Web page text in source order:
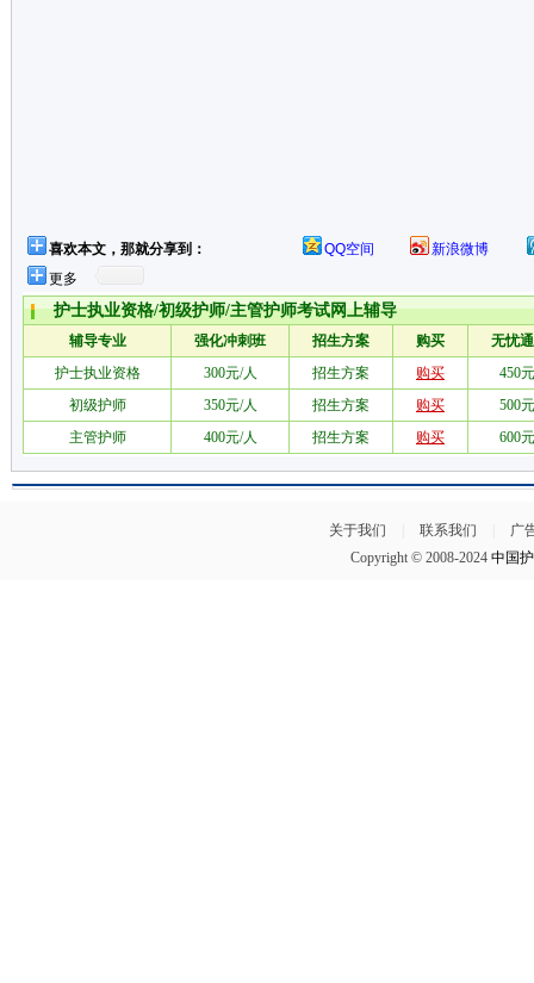
喜欢本文，那就分享到： QQ空间
新浪微博
更多
关于我们 联系我们
广
Copyright © 2008-2024 中国